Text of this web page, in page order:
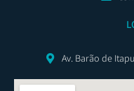
Av. Barão de